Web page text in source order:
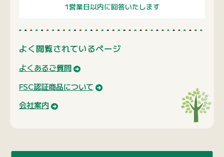
1営業日以内に回答いたします
よく閲覧されているページ
よくあるご質問
FSC認証商品について
会社案内